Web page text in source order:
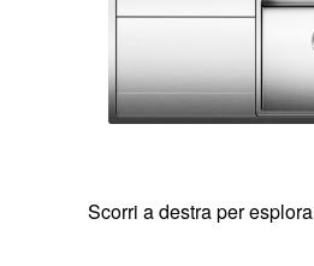
Scorri a destra per